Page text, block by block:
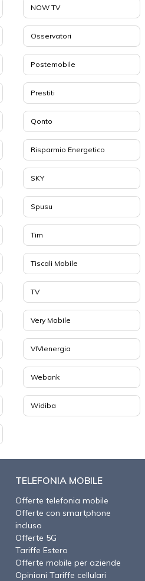
NOW TV
Osservatori
Postemobile
Prestiti
Qonto
Risparmio Energetico
SKY
Spusu
Tim
Tiscali Mobile
TV
Very Mobile
VIVIenergia
Webank
Widiba
TELEFONIA MOBILE
Offerte telefonia mobile
Offerte con smartphone
incluso
Offerte 5G
Tariffe Estero
Offerte mobile per aziende
Opinioni Tariffe cellulari